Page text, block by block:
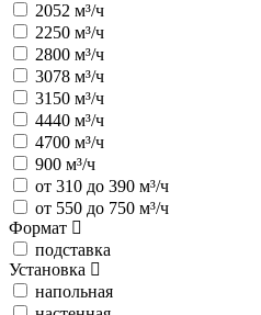
2052 м³/ч
2250 м³/ч
2800 м³/ч
3078 м³/ч
3150 м³/ч
4440 м³/ч
4700 м³/ч
900 м³/ч
от 310 до 390 м³/ч
от 550 до 750 м³/ч
Формат
подставка
Установка
напольная